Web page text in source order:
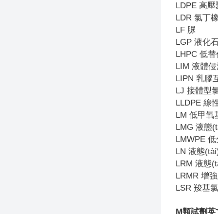
LDPE 高壓
LDR 氯丁
LF 脲
LGP 液化
LHPC 低替
LIM 液體
LIPN 乳膠
LJ 接體型
LLDPE 線
LM 低甲氧
LMG 液態
LMWPE 低
LN 液態
LRM 液態
LRMR 增
LSR 羧基
M類試劑英